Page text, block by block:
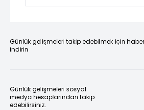
Günlük gelişmeleri takip edebilmek için
indirin
Günlük gelişmeleri sosyal
medya hesaplarından takip
edebilirsiniz.